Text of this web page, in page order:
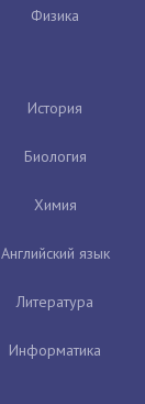
Физика
История
Биология
Химия
Английский язык
Литература
Информатика